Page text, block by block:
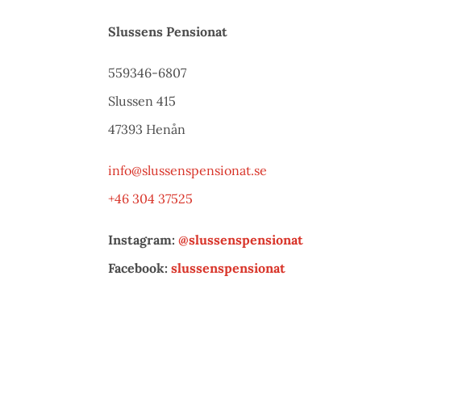
Slussens Pensionat
559346-6807
Slussen 415
47393 Henån
info@slussenspensionat.se
+46 304 37525
Instagram: @slussenspensionat
Facebook: slussenspensionat